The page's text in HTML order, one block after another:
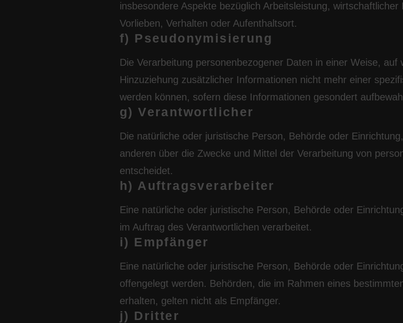
insbesondere Aspekte bezüglich Arbeitsleistung,
Vorlieben, Verhalten oder Aufenthaltsort.
f) Pseudonymisierung
Die Verarbeitung personenbezogener Daten in einer Weise, auf
Hinzuziehung zusätzlicher Informationen nicht mehr einer
werden können, sofern diese Informationen gesondert
g) Verantwortlicher
Die natürliche oder juristische Person, Behörde oder
anderen über die Zwecke und Mittel der Verarbeitung von
entscheidet.
h) Auftragsverarbeiter
Eine natürliche oder juristische Person, Behörde oder
im Auftrag des Verantwortlichen verarbeitet.
i) Empfänger
Eine natürliche oder juristische Person, Behörde oder
offengelegt werden. Behörden, die im Rahmen eines
erhalten, gelten nicht als Empfänger.
j) Dritter